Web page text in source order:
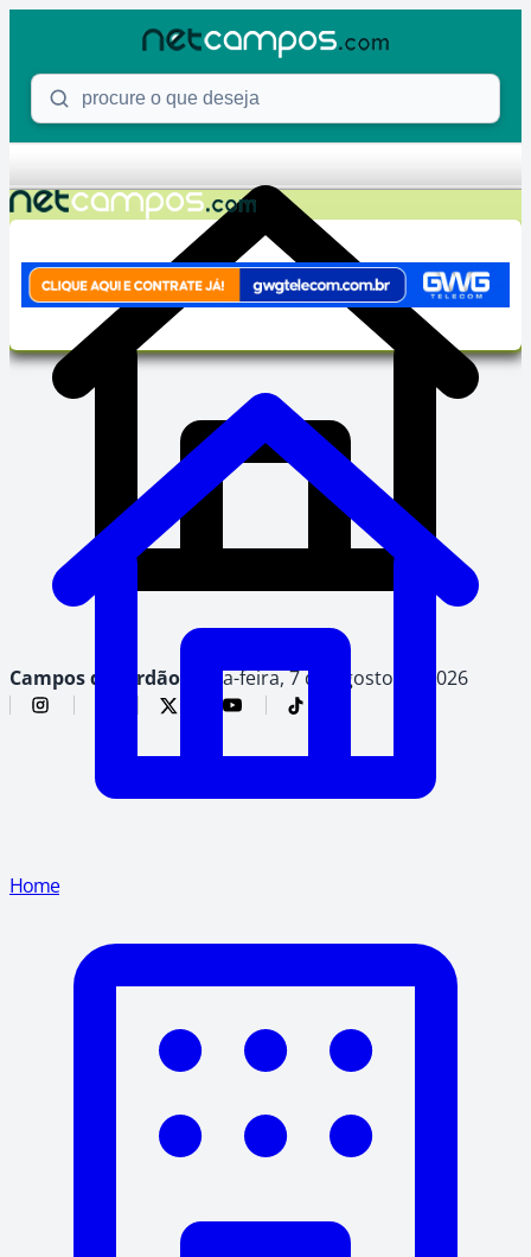
Procure o que deseja
Campos do Jordão, sexta-feira, 7 de agosto de 2026
Home